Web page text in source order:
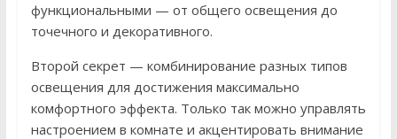
функциональными — от общего освещения до
точечного и декоративного.
Второй секрет — комбинирование разных типов
освещения для достижения максимально
комфортного эффекта. Только так можно управлять
настроением в комнате и акцентировать внимание